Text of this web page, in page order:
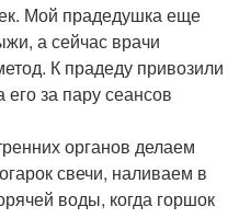
Мой прадедушка еще
а сейчас врачи
К прадеду привозили
за пару сеансов
органов делаем
свечи, наливаем в
воды, когда горшок